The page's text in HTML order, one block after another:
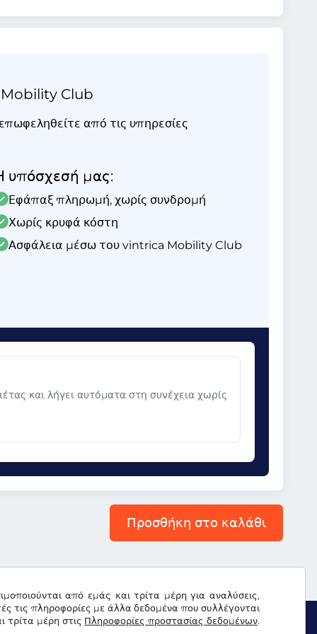
από εμάς και τρίτα μέρη για αναλύσεις,
τις πληροφορίες με άλλα δεδομένα που συλλέγονται
τρίτα μέρη στις Πληροφορίες προστασίας δεδομένων.
Club
από τις υπηρεσίες
υπόσχεσή μας:
Εφάπαξ πληρωμή, χωρίς συνδρομή
Χωρίς κρυφά κόστη
Ασφάλεια μέσω του vintrica Mobility Club
και λήγει αυτόματα στη συνέχεια χωρίς
Προσθήκη στο καλάθι